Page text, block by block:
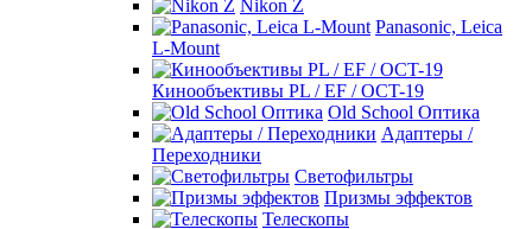
Nikon Z
Panasonic, Leica
L-Mount
Кинообъективы PL / EF / OCT-19
Old School Оптика
Адаптеры /
Переходники
Светофильтры
Призмы эффектов
Телескопы